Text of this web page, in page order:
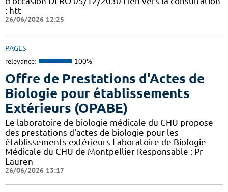
: htt
26/06/2026 12:25
PAGES
relevance: 100%
Offre de Prestations d'Actes de
Biologie pour établissements
Extérieurs (OPABE)
Le laboratoire de biologie médicale du CHU propose
des prestations d'actes de biologie pour les
établissements extérieurs Laboratoire de Biologie
Médicale du CHU de Montpellier Responsable : Pr
Lauren
26/06/2026 13:17